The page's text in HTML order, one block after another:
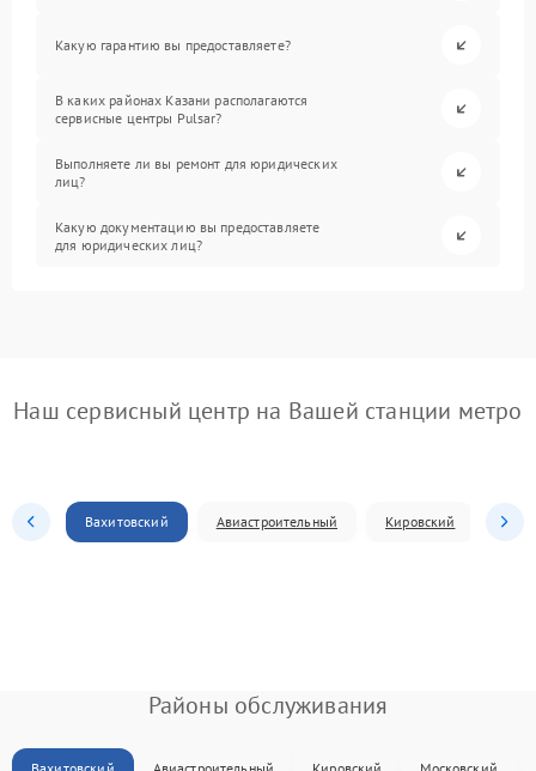
Какую гарантию вы предоставляете?
В каких районах Казани располагаются
сервисные центры Pulsar?
Выполняете ли вы ремонт для юридических
лиц?
Какую документацию вы предоставляете
для юридических лиц?
Наш сервисный центр на Вашей станции метро
Вахитовский Авиастроительный Кировский
Районы обслуживания